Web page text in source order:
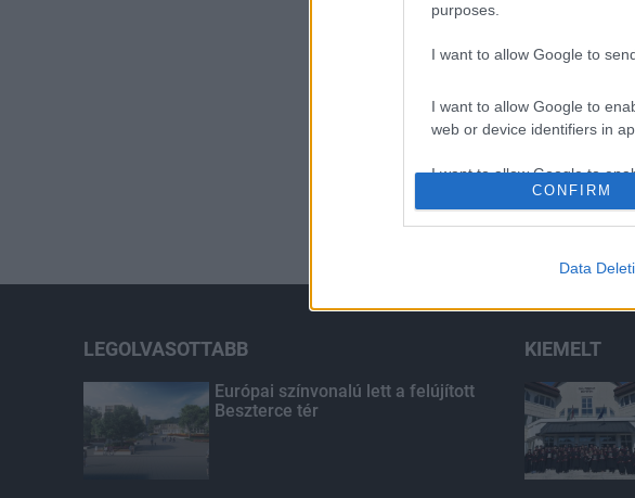
purposes.
I want to allow Google to
I want to allow Google to
web or device identifiers in
I want to allow Google to
authentication functionality
CONFIRM
Data
LEGOLVASOTTABB
Európai színvonalú lett a felújított
Beszterce tér
KIEMELT